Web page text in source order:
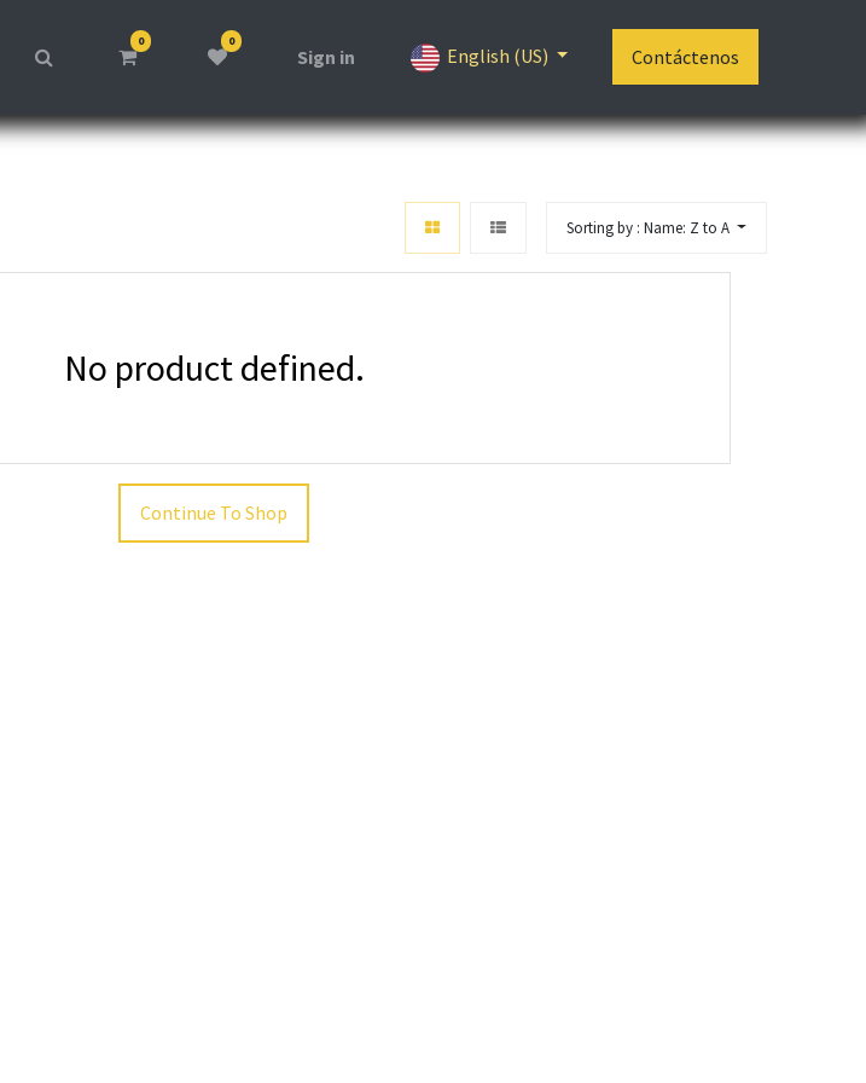
0 0
Sign in English (US) Contáctenos
Sorting by : Name: Z to A
No product defined.
Continue To Shop